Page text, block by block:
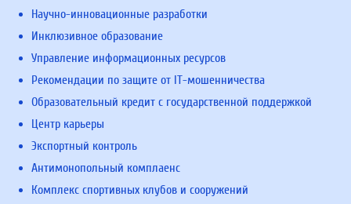
Научно-инновационные разработки
Инклюзивное образование
Управление информационных ресурсов
Рекомендации по защите от IT-мошенничества
Образовательный кредит с государственной поддержкой
Центр карьеры
Экспортный контроль
Антимонопольный комплаенс
Комплекс спортивных клубов и сооружений